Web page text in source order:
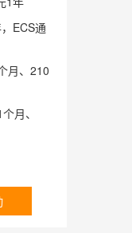
ECS通
月、210
月、